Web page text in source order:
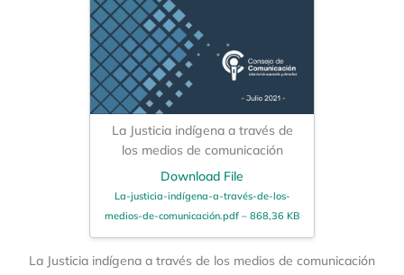
La Justicia indígena a través de
los medios de comunicación
Download File
La-justicia-indígena-a-través-de-los-
medios-de-comunicación.pdf – 868,36 KB
La Justicia indígena a través de los medios de comunicación